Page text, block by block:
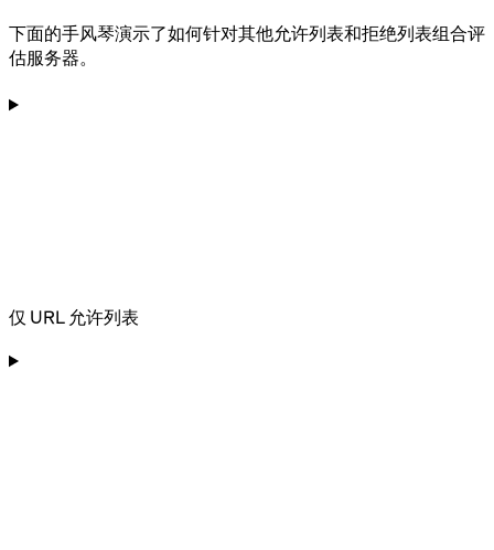
下面的手风琴演示了如何针对其他允许列表和拒绝列表组合评
估服务器。
仅 URL 允许列表